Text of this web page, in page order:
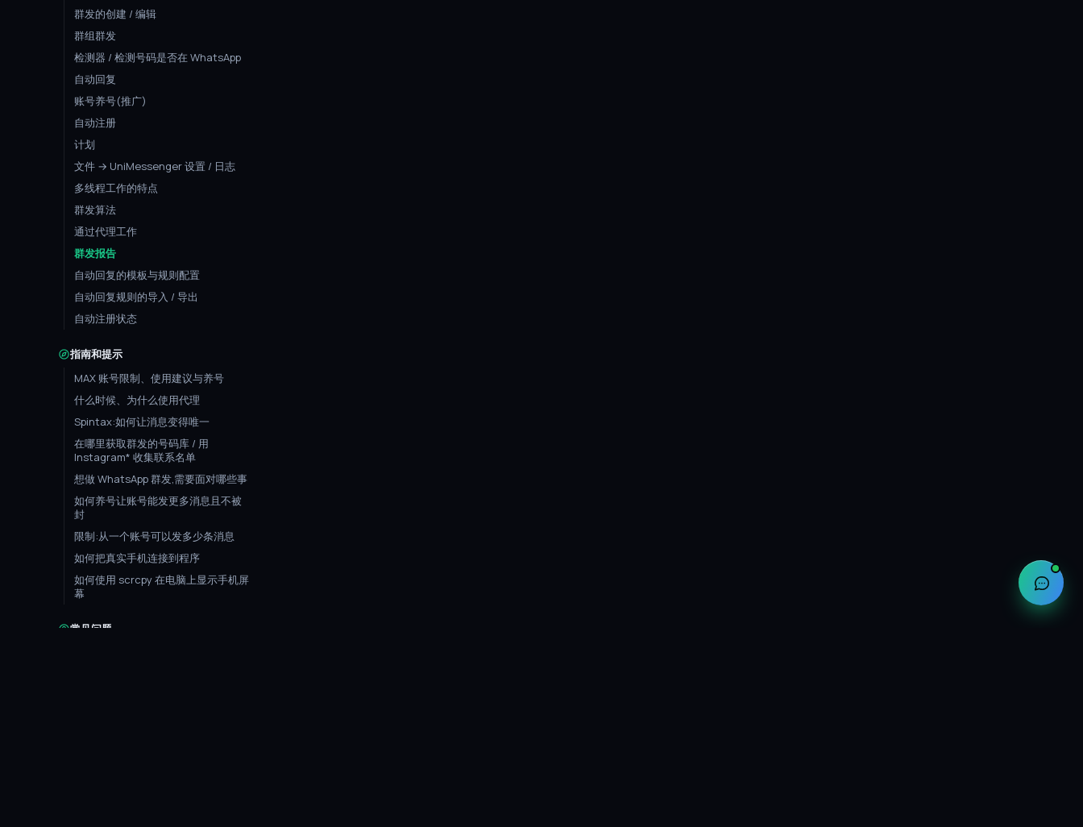
群发的创建 / 编辑
群组群发
检测器 / 检测号码是否在 WhatsApp
自动回复
账号养号(推广)
自动注册
计划
文件 → UniMessenger 设置 / 日志
多线程工作的特点
群发算法
通过代理工作
群发报告
自动回复的模板与规则配置
自动回复规则的导入 / 导出
自动注册状态
指南和提示
MAX 账号限制、使用建议与养号
什么时候、为什么使用代理
Spintax:如何让消息变得唯一
在哪里获取群发的号码库 / 用
Instagram* 收集联系名单
想做 WhatsApp 群发,需要面对哪些事
如何养号让账号能发更多消息且不被
封
限制:从一个账号可以发多少条消息
如何把真实手机连接到程序
如何使用 scrcpy 在电脑上显示手机屏
幕
常见问题